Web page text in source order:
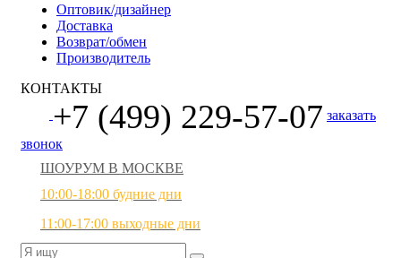
Оптовик/дизайнер
Доставка
Возврат/обмен
Производитель
КОНТАКТЫ
+7 (499) 229-57-07 заказать
звонок
ШОУРУМ В МОСКВЕ
10:00-18:00 будние дни
11:00-17:00 выходные дни